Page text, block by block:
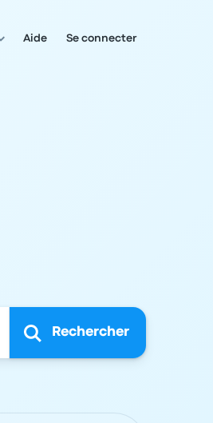
Aide Se connecter
Rechercher